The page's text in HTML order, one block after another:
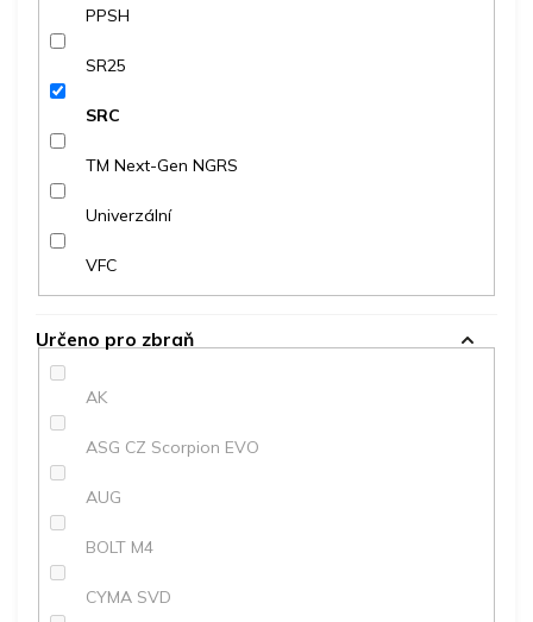
PPSH
SR25
SRC
TM Next-Gen NGRS
Univerzální
VFC
Určeno pro zbraň
AK
ASG CZ Scorpion EVO
AUG
BOLT M4
CYMA SVD